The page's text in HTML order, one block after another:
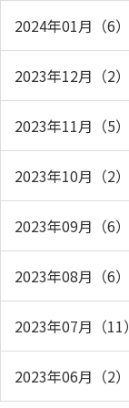
2024年01月（6）
2023年12月（2）
2023年11月（5）
2023年10月（2）
2023年09月（6）
2023年08月（6）
2023年07月（11）
2023年06月（2）